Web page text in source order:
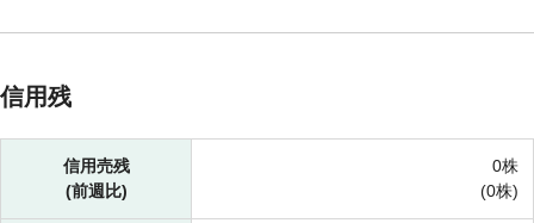
信用残
信用売残
(前週比)
0株
(0株)